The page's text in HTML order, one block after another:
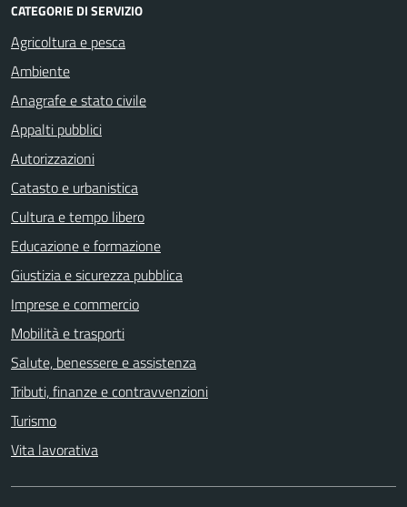
CATEGORIE DI SERVIZIO
Agricoltura e pesca
Ambiente
Anagrafe e stato civile
Appalti pubblici
Autorizzazioni
Catasto e urbanistica
Cultura e tempo libero
Educazione e formazione
Giustizia e sicurezza pubblica
Imprese e commercio
Mobilità e trasporti
Salute, benessere e assistenza
Tributi, finanze e contravvenzioni
Turismo
Vita lavorativa